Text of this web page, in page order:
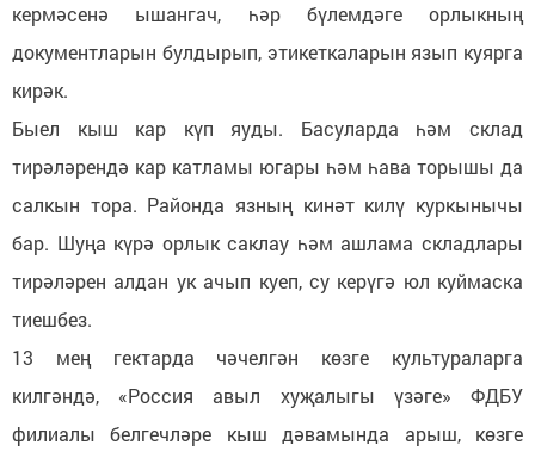
кермәсенә ышангач, һәр бүлемдәге орлыкның
документларын булдырып, этикеткаларын язып куярга
кирәк.
Быел кыш кар күп яуды. Басуларда һәм склад
тирәләрендә кар катламы югары һәм һава торышы да
салкын тора. Районда язның кинәт килү куркынычы
бар. Шуңа күрә орлык саклау һәм ашлама складлары
тирәләрен алдан ук ачып куеп, су керүгә юл куймаска
тиешбез.
13 мең гектарда чәчелгән көзге культураларга
килгәндә, «Россия авыл хуҗалыгы үзәге» ФДБУ
филиалы белгечләре кыш дәвамында арыш, көзге